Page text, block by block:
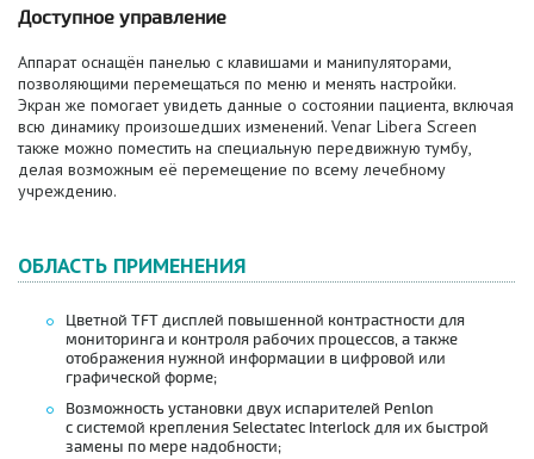
Доступное управление
Аппарат оснащён панелью с клавишами и манипуляторами,
позволяющими перемещаться по меню и менять настройки.
Экран же помогает увидеть данные о состоянии пациента, включая
всю динамику произошедших изменений. Venar Libera Screen
также можно поместить на специальную передвижную тумбу,
делая возможным её перемещение по всему лечебному
учреждению.
ОБЛАСТЬ ПРИМЕНЕНИЯ
Цветной TFT дисплей повышенной контрастности для
мониторинга и контроля рабочих процессов, а также
отображения нужной информации в цифровой или
графической форме;
Возможность установки двух испарителей Penlon
с системой крепления Selectatec Interlock для их быстрой
замены по мере надобности;